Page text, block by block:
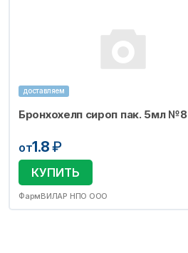
доставляем
Бронхохелп сироп пак. 5мл №8
от1.8₽
КУПИТЬ
ФармВИЛАР НПО ООО